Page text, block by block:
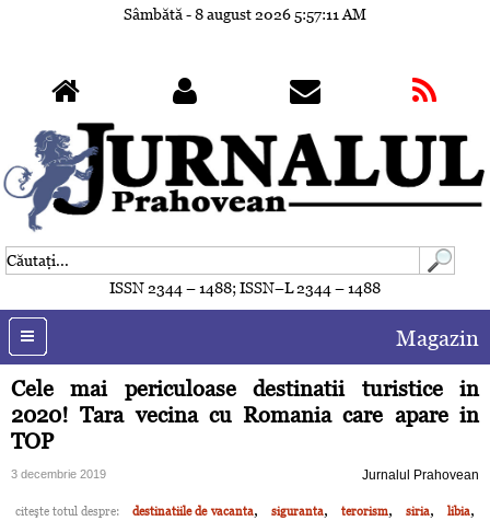
Sâmbătă - 8 august 2026 5:57:14 AM
ISSN 2344 – 1488; ISSN–L 2344 – 1488
Magazin
Cele mai periculoase destinatii turistice in
2020! Tara vecina cu Romania care apare in
TOP
3 decembrie 2019 Jurnalul Prahovean
citeşte totul despre: destinatiile de vacanta, siguranta, terorism, siria, libia,